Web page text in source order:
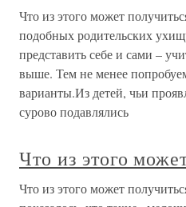
Что из этого может
подобных родительских
представить себе и сами –
выше. Тем не менее
варианты.Из детей, чьи
сурово подавлялись
Что из этого
Что из этого может